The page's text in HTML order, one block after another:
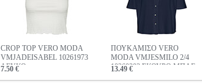
CROP TOP VERO MODA
VMJADEISABEL 10261973
ΛΕΥΚΟ
7.50 €
ΠΟΥΚΑΜΙΣΟ VERO
MODA VMJESMILO 2/4
10260303 ΣΚΟΥΡΟ ΜΠΛΕ
13.49 €